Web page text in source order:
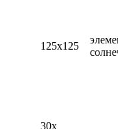
125x125
30x